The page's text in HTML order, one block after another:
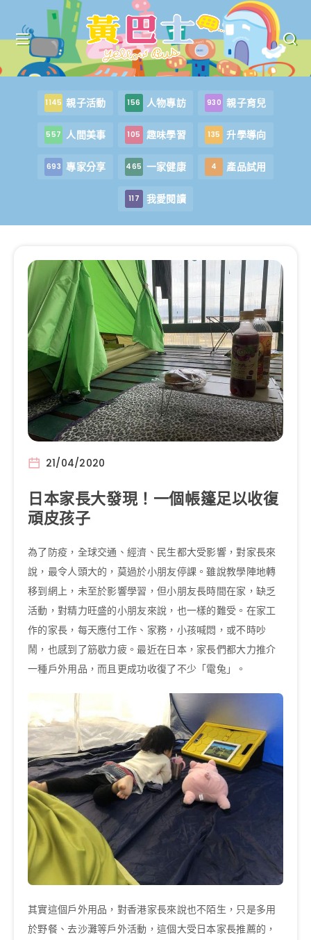
1145 親子活動 156 人物專訪 930 親子育兒
557 人間美事 105 趣味學習 135 升學導向
693 專家分享 465 一家健康 4 產品試用
117 我愛閱讀
21/04/2020
日本家長大發現！一個帳篷足以收復
頑皮孩子
為了防疫，全球交通、經濟、民生都大受影響，對家長來
說，最令人頭大的，莫過於小朋友停課。雖說教學陣地轉
移到網上，未至於影響學習，但小朋友長時間在家，缺乏
活動，對精力旺盛的小朋友來說，也一樣的難受。在家工
作的家長，每天應付工作、家務，小孩喊悶，或不時吵
鬧，也感到了筋歇力疲。最近在日本，家長們都大力推介
一種戶外用品，而且更成功收復了不少「電兔」。
其實這個戶外用品，對香港家長來說也不陌生，只是多用
於野餐、去沙灘等戶外活動，這個大受日本家長推薦的，